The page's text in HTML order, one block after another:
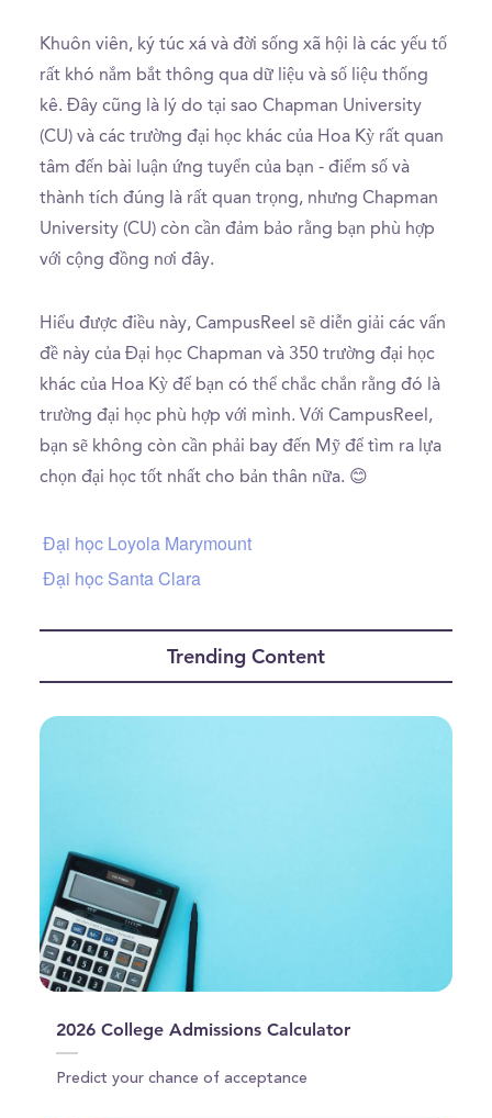
Khuôn viên, ký túc xá và đời sống xã hội là các yếu tố
rất khó nắm bắt thông qua dữ liệu và số liệu thống
kê. Đây cũng là lý do tại sao Chapman University
(CU) và các trường đại học khác của Hoa Kỳ rất quan
tâm đến bài luận ứng tuyển của bạn - điểm số và
thành tích đúng là rất quan trọng, nhưng Chapman
University (CU) còn cần đảm bảo rằng bạn phù hợp
với cộng đồng nơi đây.
Hiểu được điều này, CampusReel sẽ diễn giải các vấn
đề này của Đại học Chapman và 350 trường đại học
khác của Hoa Kỳ để bạn có thể chắc chắn rằng đó là
trường đại học phù hợp với mình. Với CampusReel,
bạn sẽ không còn cần phải bay đến Mỹ để tìm ra lựa
chọn đại học tốt nhất cho bản thân nữa. 😊
Đại học Loyola Marymount
Đại học Santa Clara
Trending Content
2026 College Admissions Calculator
Predict your chance of acceptance